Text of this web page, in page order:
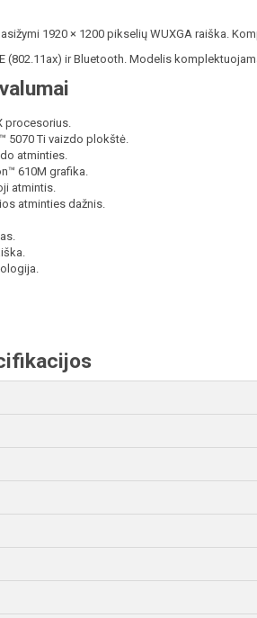
1920 × 1200 pikselių WUXGA raiška.
(802.11ax) ir Bluetooth. Modelis
procesorius.
5070 Ti vaizdo plokštė.
atminties.
610M grafika.
atmintis.
atminties dažnis.